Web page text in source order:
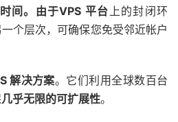
间。由于VPS 平台 上的封闭环
个层次，可确保您免受邻近帐户
解决方案。它们利用全球数百台
几乎无限的可扩展性。